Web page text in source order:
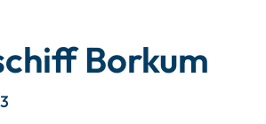
Borkum